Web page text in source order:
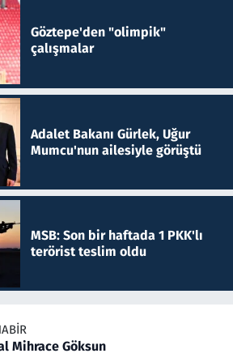
Göztepe'den "olimpik"
çalışmalar
Adalet Bakanı Gürlek, Uğur
Mumcu'nun ailesiyle görüştü
MSB: Son bir haftada 1 PKK'lı
terörist teslim oldu
Mihrace Göksun